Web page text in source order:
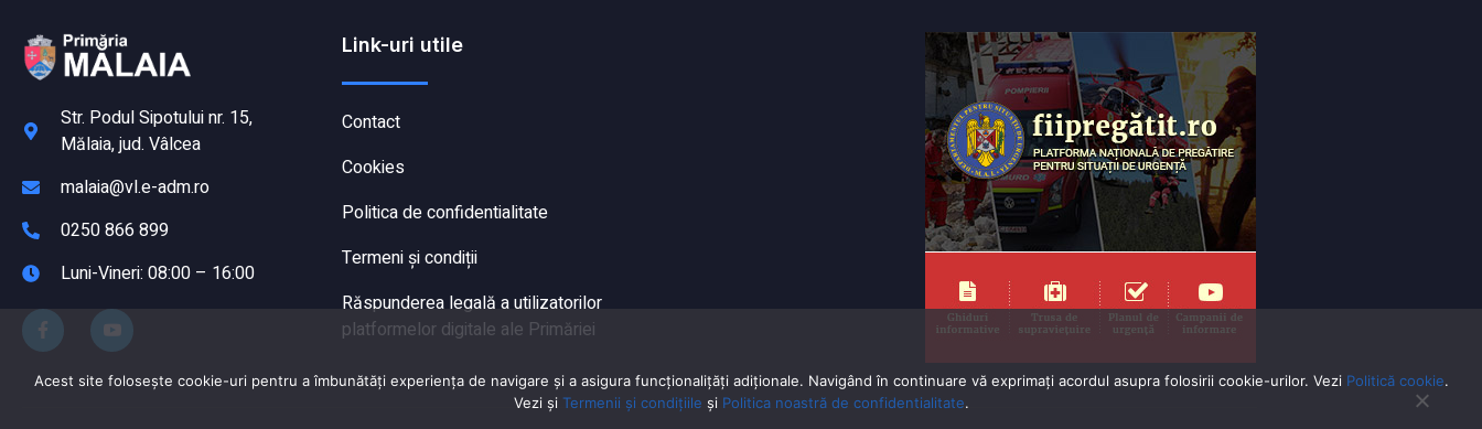
Str. Podul Sipotului nr. 15,
Mălaia, jud. Vâlcea
malaia@vl.e-adm.ro
0250 866 899
Luni-Vineri: 08:00 – 16:00
Link-uri utile
Contact
Cookies
Politica de confidentialitate
Termeni și condiții
Răspunderea legală a utilizatorilor
platformelor digitale ale Primăriei
Acest site folosește cookie-uri pentru a îmbunătăți experiența de navigare și a asigura funcționalițăți adiționale. Navigând în continuare vă exprimaţi acordul asupra folosirii cookie-urilor. Vezi Politică cookie.
Vezi și Termenii și condițiile și Politica noastră de confidentialitate.